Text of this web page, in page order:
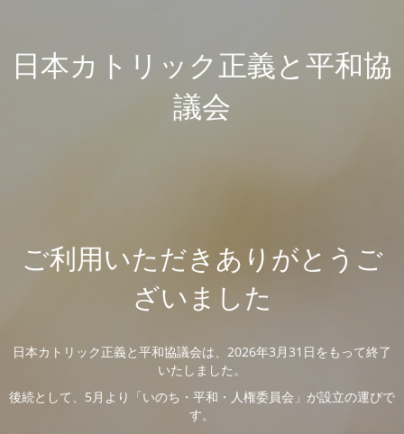
日本カトリック正義と平和協
議会
ご利用いただきありがとうご
ざいました
日本カトリック正義と平和協議会は、2026年3月31日をもって終了
いたしました。
後続として、5月より「いのち・平和・人権委員会」が設立の運びで
す。